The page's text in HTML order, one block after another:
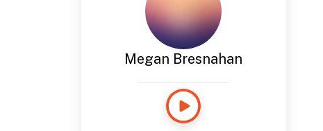
Megan Bresnahan